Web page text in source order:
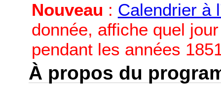
Nouveau : Calendrier à
donnée, affiche quel
pendant les années
À propos du